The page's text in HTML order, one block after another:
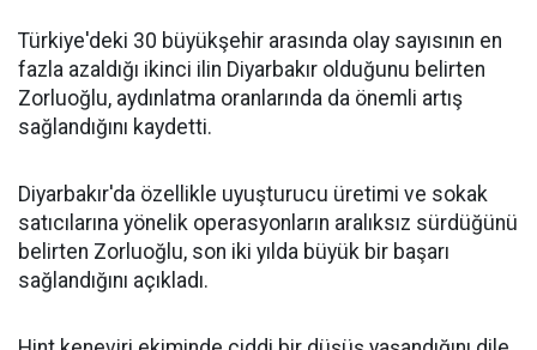
Türkiye'deki 30 büyükşehir arasında olay sayısının en
fazla azaldığı ikinci ilin Diyarbakır olduğunu belirten
Zorluoğlu, aydınlatma oranlarında da önemli artış
sağlandığını kaydetti.
Diyarbakır'da özellikle uyuşturucu üretimi ve sokak
satıcılarına yönelik operasyonların aralıksız sürdüğünü
belirten Zorluoğlu, son iki yılda büyük bir başarı
sağlandığını açıkladı.